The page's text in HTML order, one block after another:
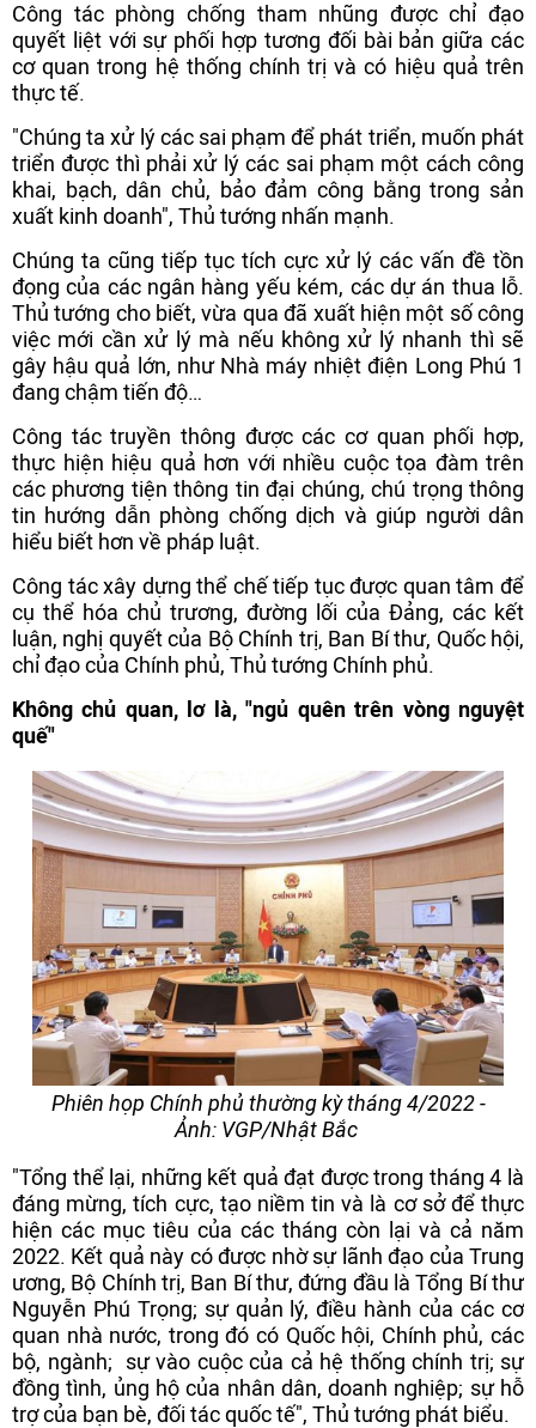
Công tác phòng chống tham nhũng được chỉ đạo
quyết liệt với sự phối hợp tương đối bài bản giữa các
cơ quan trong hệ thống chính trị và có hiệu quả trên
thực tế.
"Chúng ta xử lý các sai phạm để phát triển, muốn phát
triển được thì phải xử lý các sai phạm một cách công
khai, bạch, dân chủ, bảo đảm công bằng trong sản
xuất kinh doanh", Thủ tướng nhấn mạnh.
Chúng ta cũng tiếp tục tích cực xử lý các vấn đề tồn
đọng của các ngân hàng yếu kém, các dự án thua lỗ.
Thủ tướng cho biết, vừa qua đã xuất hiện một số công
việc mới cần xử lý mà nếu không xử lý nhanh thì sẽ
gây hậu quả lớn, như Nhà máy nhiệt điện Long Phú 1
đang chậm tiến độ…
Công tác truyền thông được các cơ quan phối hợp,
thực hiện hiệu quả hơn với nhiều cuộc tọa đàm trên
các phương tiện thông tin đại chúng, chú trọng thông
tin hướng dẫn phòng chống dịch và giúp người dân
hiểu biết hơn về pháp luật.
Công tác xây dựng thể chế tiếp tục được quan tâm để
cụ thể hóa chủ trương, đường lối của Đảng, các kết
luận, nghị quyết của Bộ Chính trị, Ban Bí thư, Quốc hội,
chỉ đạo của Chính phủ, Thủ tướng Chính phủ.
Không chủ quan, lơ là, "ngủ quên trên vòng nguyệt
quế"
Phiên họp Chính phủ thường kỳ tháng 4/2022 -
Ảnh: VGP/Nhật Bắc
"Tổng thể lại, những kết quả đạt được trong tháng 4 là
đáng mừng, tích cực, tạo niềm tin và là cơ sở để thực
hiện các mục tiêu của các tháng còn lại và cả năm
2022. Kết quả này có được nhờ sự lãnh đạo của Trung
ương, Bộ Chính trị, Ban Bí thư, đứng đầu là Tổng Bí thư
Nguyễn Phú Trọng; sự quản lý, điều hành của các cơ
quan nhà nước, trong đó có Quốc hội, Chính phủ, các
bộ, ngành; sự vào cuộc của cả hệ thống chính trị; sự
đồng tình, ủng hộ của nhân dân, doanh nghiệp; sự hỗ
trợ của bạn bè, đối tác quốc tế", Thủ tướng phát biểu.